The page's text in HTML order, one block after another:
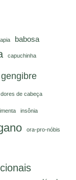
babosa
capuchinha
dores de cabeça
insônia
ora-pro-nóbis